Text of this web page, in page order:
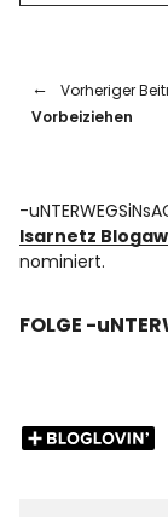
Vorheriger
Vorbeiziehen
-
Isarnetz
nominiert.
FOLGE -